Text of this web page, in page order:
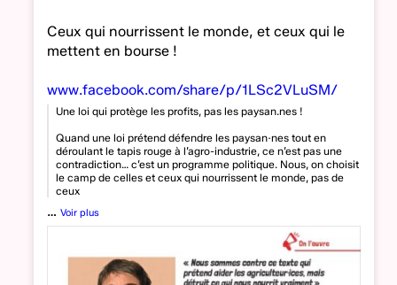
Ceux qui nourrissent le monde, et ceux qui le
mettent en bourse !
www.facebook.com/share/p/1LSc2VLuSM/
Une loi qui protège les profits, pas les paysan.nes !
Quand une loi prétend défendre les paysan·nes tout en
déroulant le tapis rouge à l’agro-industrie, ce n’est pas une
contradiction… c’est un programme politique. Nous, on choisit
le camp de celles et ceux qui nourrissent le monde, pas de
ceux
… Voir plus